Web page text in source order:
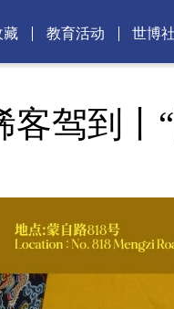
藏 教育活动 世博
客驾到丨